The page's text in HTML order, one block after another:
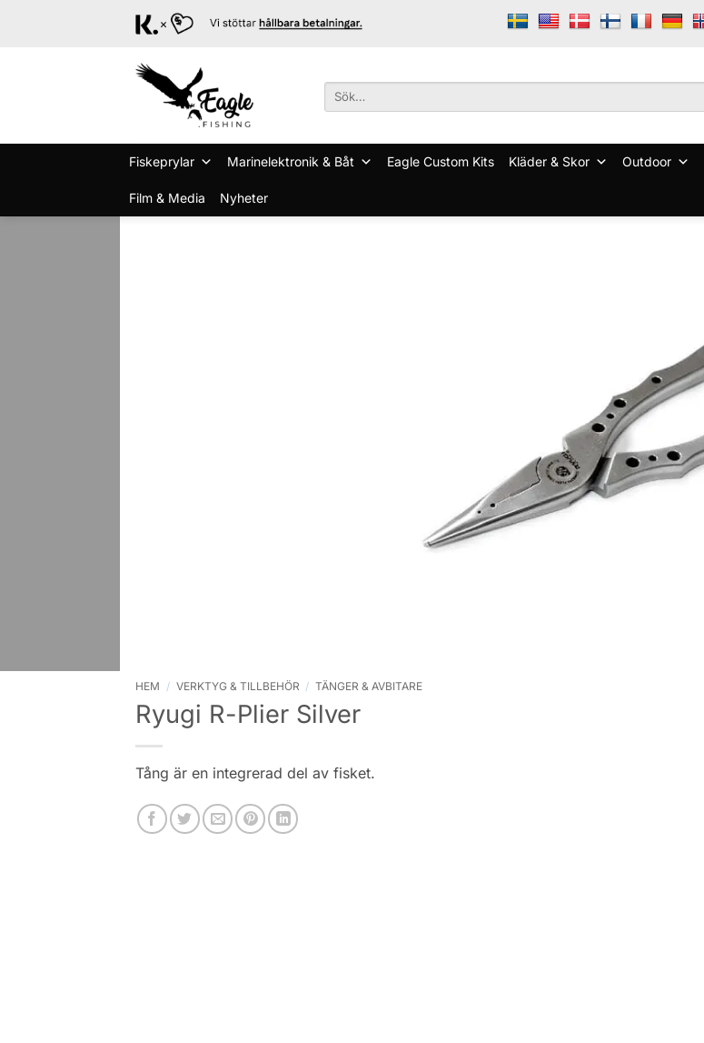
Sök
Fiskeprylar Marinelektronik & Båt Eagle Custom Kits Kläder & Skor Outdoor
Film & Media Nyheter
HEM / VERKTYG & TILLBEHÖR / TÄNGER & AVBITARE
Ryugi R-Plier Silver
Tång är en integrerad del av fisket.